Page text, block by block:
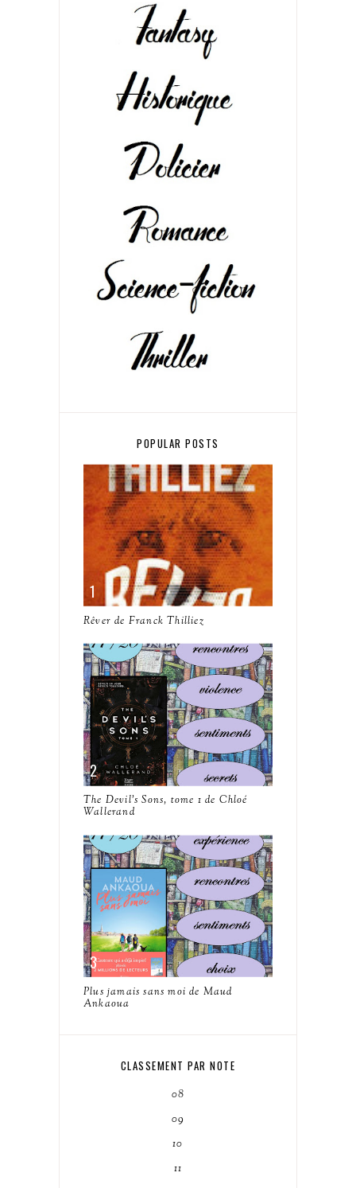
POPULAR POSTS
Rêver de Franck Thilliez
The Devil's Sons, tome 1 de Chloé
Wallerand
Plus jamais sans moi de Maud
Ankaoua
CLASSEMENT PAR NOTE
08
09
10
11